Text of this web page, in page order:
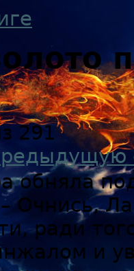
291
обняла
Очнись,
ради
и